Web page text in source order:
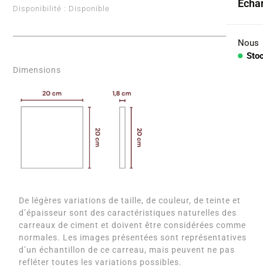
Nous
Disponibilité : Disponible
Dimensions
De légères variations de taille, de couleur, de teinte et
d’épaisseur sont des caractéristiques naturelles des
carreaux de ciment et doivent être considérées comme
normales. Les images présentées sont représentatives
d’un échantillon de ce carreau, mais peuvent ne pas
refléter toutes les variations possibles.